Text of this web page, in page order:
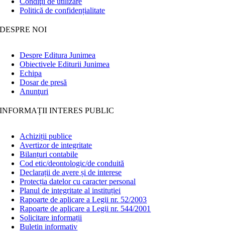
Politică de confidențialitate
DESPRE NOI
Despre Editura Junimea
Obiectivele Editurii Junimea
Echipa
Dosar de presă
Anunţuri
INFORMAȚII INTERES PUBLIC
Achiziții publice
Avertizor de integritate
Bilanțuri contabile
Cod etic/deontologic/de conduită
Declarații de avere și de interese
Protecția datelor cu caracter personal
Planul de integritate al instituției
Rapoarte de aplicare a Legii nr. 52/2003
Rapoarte de aplicare a Legii nr. 544/2001
Solicitare informații
Buletin informativ